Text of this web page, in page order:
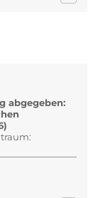
abgegeben: